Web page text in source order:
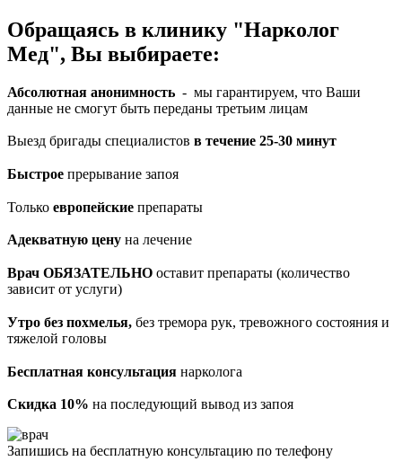
Обращаясь в клинику "Нарколог
Мед", Вы выбираете:
Абсолютная анонимность - мы гарантируем, что Ваши
данные не смогут быть переданы третьим лицам
Выезд бригады специалистов в течение 25-30 минут
Быстрое прерывание запоя
Только европейские препараты
Адекватную цену на лечение
Врач ОБЯЗАТЕЛЬНО оставит препараты (количество
зависит от услуги)
Утро без похмелья, без тремора рук, тревожного состояния и
тяжелой головы
Бесплатная консультация нарколога
Скидка 10% на последующий вывод из запоя
Запишись на бесплатную консультацию по телефону